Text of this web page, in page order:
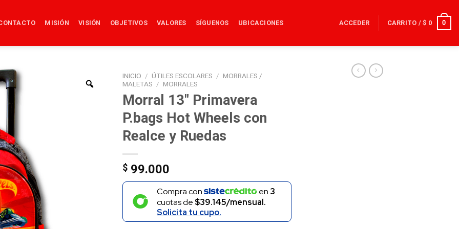
MISIÓN VISIÓN OBJETIVOS VALORES SÍGUENOS UBICACIONES ACCEDER CARRITO /$ 0 0
INICIO / ÚTILES ESCOLARES / MORRALES /
MALETAS / MORRALES
Morral 13″ Primavera
P.bags Hot Wheels con
Realce y Ruedas
$ 99.000
Compra con en 3
cuotas de $39.145/mensual.
Solicita tu cupo.